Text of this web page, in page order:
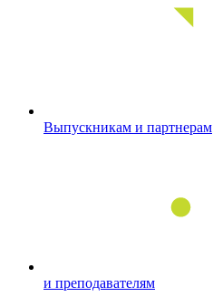
Выпускникам и партнерам
и преподавателям